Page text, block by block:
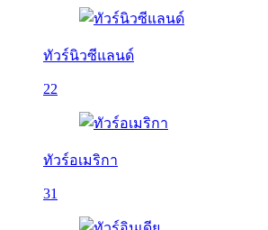
ทัวร์นิวซีแลนด์
22
ทัวร์อเมริกา
31